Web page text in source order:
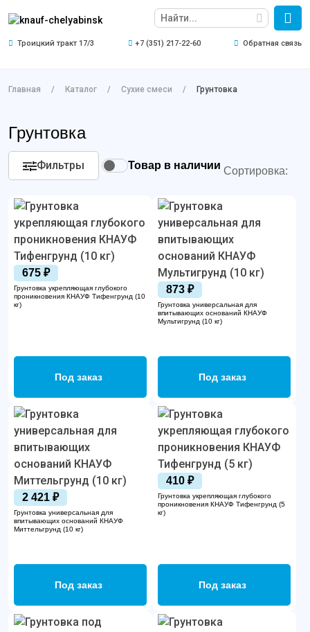
Троицкий тракт 17/3 +7 (351) 217-22-60 Обратная связь
Главная Каталог Сухие смеси Грунтовка
Грунтовка
Фильтры Товар в наличии Сортировка:
675 ₽
Грунтовка укрепляющая глубокого
проникновения КНАУФ Тифенгрунд (10
кг)
Под заказ
873 ₽
Грунтовка универсальная для
впитывающих оснований КНАУФ
Мультигрунд (10 кг)
Под заказ
2 421 ₽
Грунтовка универсальная для
впитывающих оснований КНАУФ
Миттельгрунд (10 кг)
Под заказ
410 ₽
Грунтовка укрепляющая глубокого
проникновения КНАУФ Тифенгрунд (5
кг)
Под заказ